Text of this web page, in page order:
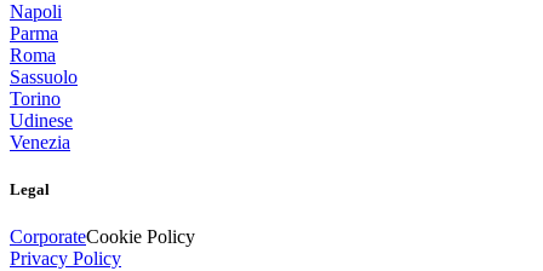
Napoli
Parma
Roma
Sassuolo
Torino
Udinese
Venezia
Legal
CorporateCookie Policy
Privacy Policy